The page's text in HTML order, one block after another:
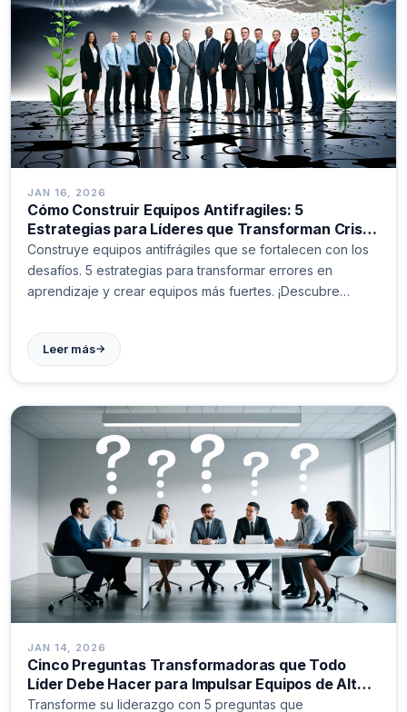
JAN 16, 2026
Cómo Construir Equipos Antifragiles: 5
Estrategias para Líderes que Transforman Crisis
en Fortaleza
Construye equipos antifrágiles que se fortalecen con los
desafíos. 5 estrategias para transformar errores en
aprendizaje y crear equipos más fuertes. ¡Descubre
Leer más→
JAN 14, 2026
Cinco Preguntas Transformadoras que Todo
Líder Debe Hacer para Impulsar Equipos de Alto
Rendimiento
Transforme su liderazgo con 5 preguntas que